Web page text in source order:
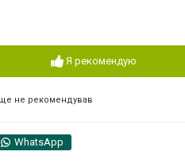
Я рекомендую
ще не рекомендував
WhatsApp